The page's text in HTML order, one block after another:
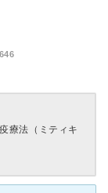
療法（ミティキ